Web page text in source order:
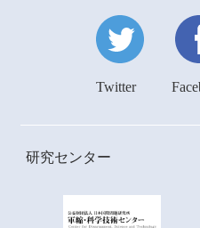
Twitter
研究センター